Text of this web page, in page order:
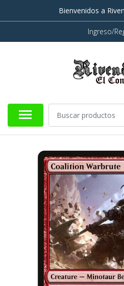
Bienvenidos a
Ingreso/